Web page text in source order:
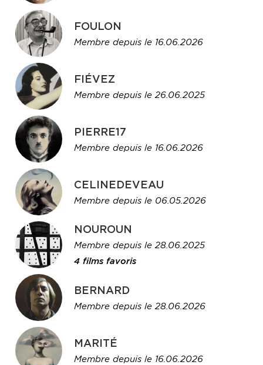
FOULON
Membre depuis le 16.06.2026
FIÉVEZ
Membre depuis le 26.06.2025
PIERRE17
Membre depuis le 16.06.2026
CELINEDEVEAU
Membre depuis le 06.05.2026
NOUROUN
Membre depuis le 28.06.2025
4 films favoris
BERNARD
Membre depuis le 28.06.2026
MARITÉ
Membre depuis le 16.06.2026